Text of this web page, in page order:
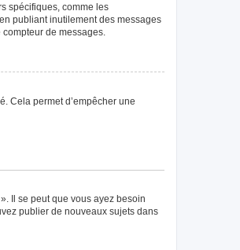
spécifiques, comme les
publiant inutilement des messages
de messages.
Cela permet d’empêcher une
Il se peut que vous ayez besoin
publier de nouveaux sujets dans